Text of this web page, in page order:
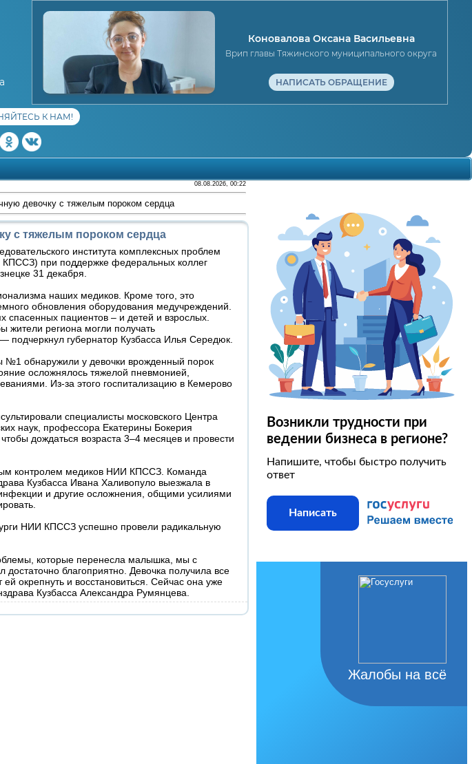
Коновалова Оксана Васильевна
Врип главы Тяжинского муниципального округа
НАПИСАТЬ ОБРАЩЕНИЕ
К НАМ!
08.08.2026, 00:22
девочку с тяжелым пороком сердца
с тяжелым пороком сердца
института комплексных проблем
при поддержке федеральных коллег
31 декабря.
наших медиков. Кроме того, это
обновления оборудования медучреждений.
спасенных пациентов – и детей и взрослых.
жители региона могли получать
подчеркнул губернатор Кузбасса Илья Середюк.
№1 обнаружили у девочки врожденный порок
осложнялось тяжелой пневмонией,
Из-за этого госпитализацию в Кемерово
специалисты московского Центра
наук, профессора Екатерины Бокерия
дождаться возраста 3–4 месяцев и провести
контролем медиков НИИ КПССЗ. Команда
Кузбасса Ивана Халивопуло выезжала в
и другие осложнения, общими усилиями
НИИ КПССЗ успешно провели радикальную
которые перенесла малышка, мы с
благоприятно. Девочка получила все
окрепнуть и восстановиться. Сейчас она уже
Кузбасса Александра Румянцева.
Возникли трудности при
ведении бизнеса в регионе?
Напишите, чтобы быстро получить
ответ
Написать
Жалобы на всё